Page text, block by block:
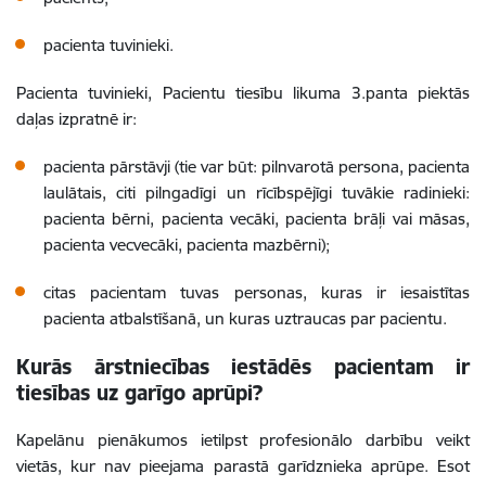
pacienta tuvinieki.
Pacienta tuvinieki, Pacientu tiesību likuma 3.panta piektās
daļas izpratnē ir:
pacienta pārstāvji (tie var būt: pilnvarotā persona, pacienta
laulātais, citi pilngadīgi un rīcībspējīgi tuvākie radinieki:
pacienta bērni, pacienta vecāki, pacienta brāļi vai māsas,
pacienta vecvecāki, pacienta mazbērni);
citas pacientam tuvas personas, kuras ir iesaistītas
pacienta atbalstīšanā, un kuras uztraucas par pacientu.
Kurās ārstniecības iestādēs pacientam ir
tiesības uz garīgo aprūpi?
Kapelānu pienākumos ietilpst profesionālo darbību veikt
vietās, kur nav pieejama parastā garīdznieka aprūpe. Esot